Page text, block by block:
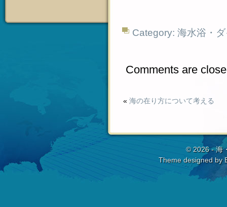
Category: 海水浴・
Comments are
« 海の在り方について考える
© 2026 -海
Theme designed by